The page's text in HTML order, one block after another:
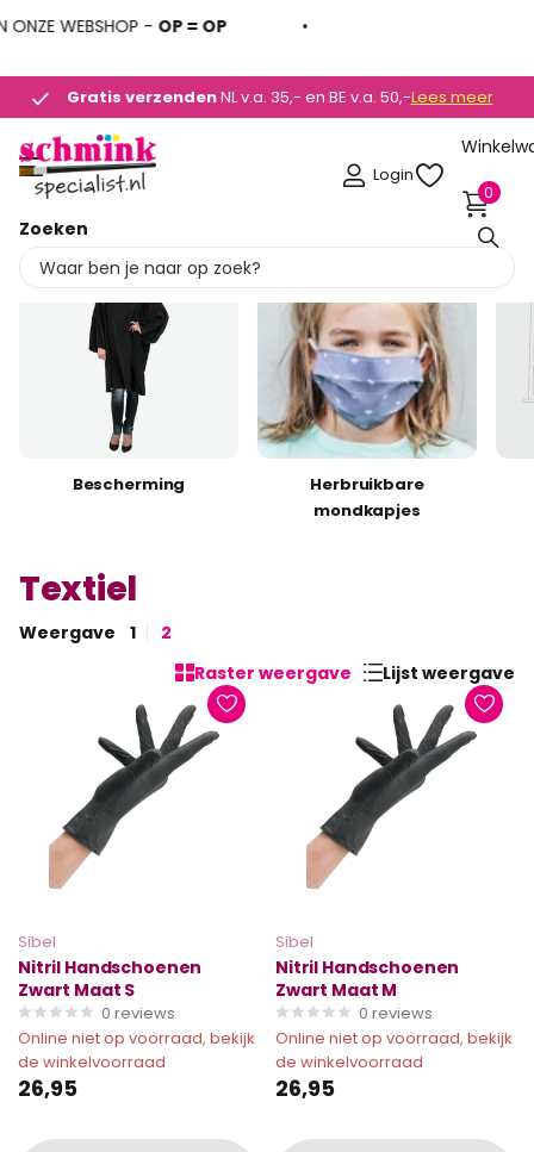
WEBSHOP -OP = OP
Gratis verzendenNL v.a. 35,- en BE v.a. 50,-Lees meer
Gratis verzenden
Zoeken
Login
0
Bescherming
Herbruikbare
mondkapjes
Textiel
Weergave 1
2
Raster weergave
Lijst weergave
Sibel
Nitril Handschoenen
Zwart Maat S
0 reviews
Online niet op voorraad, bekijk
de winkelvoorraad
26,95
Sibel
Nitril Handschoenen
Zwart Maat M
0 reviews
Online niet op voorraad, bekijk
de winkelvoorraad
26,95